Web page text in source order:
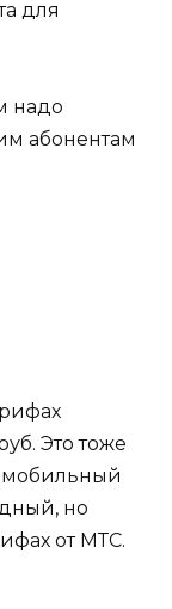
надо
абонентам
Это тоже
мобильный
но
от МТС.